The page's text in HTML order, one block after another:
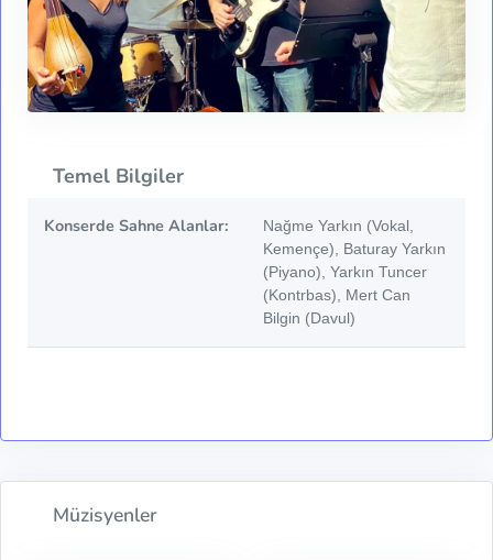
Temel Bilgiler
Konserde Sahne Alanlar:
Nağme Yarkın (Vokal,
Kemençe), Baturay Yarkın
(Piyano), Yarkın Tuncer
(Kontrbas), Mert Can
Bilgin (Davul)
Müzisyenler